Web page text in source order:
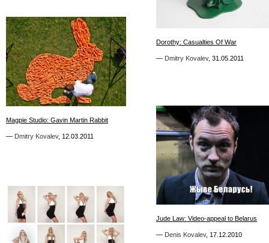
Dorothy: Casualties Of War
— Dmitry Kovalev, 31.05.2011
Dorothy: Casualties Of War
— Dmitry Kovalev, 31.05.2011
Magpie Studio: Gavin Martin Rabbit
— Dmitry Kovalev, 12.03.2011
0
Magpie Studio: Gavin Martin Rabbit
— Dmitry Kovalev, 12.03.2011
Jude Law: Video-appeal to Belarus
— Denis Kovalev, 17.12.2010
4
Jude Law: Video-appeal to Belarus
— Denis Kovalev, 17.12.2010